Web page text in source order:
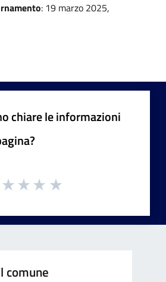
: 19 marzo 2025,
chiare le informazioni
comune